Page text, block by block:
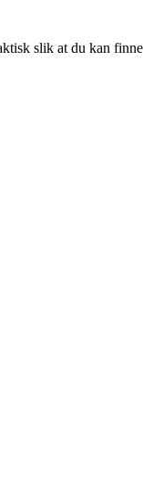
slik at du kan